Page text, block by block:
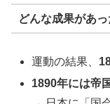
どんな成果があっ
運動の結果、
1890年には帝